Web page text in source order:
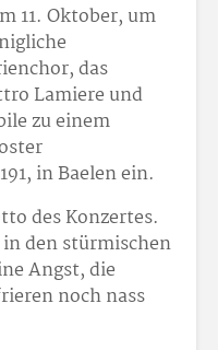
11. Oktober, um
das
Lamiere und
zu einem
in Baelen ein.
des Konzertes.
in den stürmischen
Angst, die
noch nass